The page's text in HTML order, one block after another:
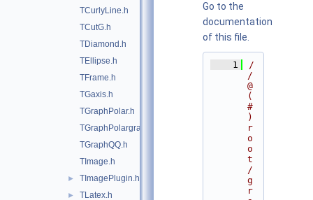
TCurlyLine.h
TCutG.h
TDiamond.h
TEllipse.h
TFrame.h
TGaxis.h
TGraphPolar.h
TGraphPolargram.h
TGraphQQ.h
TImage.h
► TImagePlugin.h
►
TLatex.h
Go to the
documentation
of this file.
    1
/
/
@
(
#
)
r
o
o
t
/
g
r